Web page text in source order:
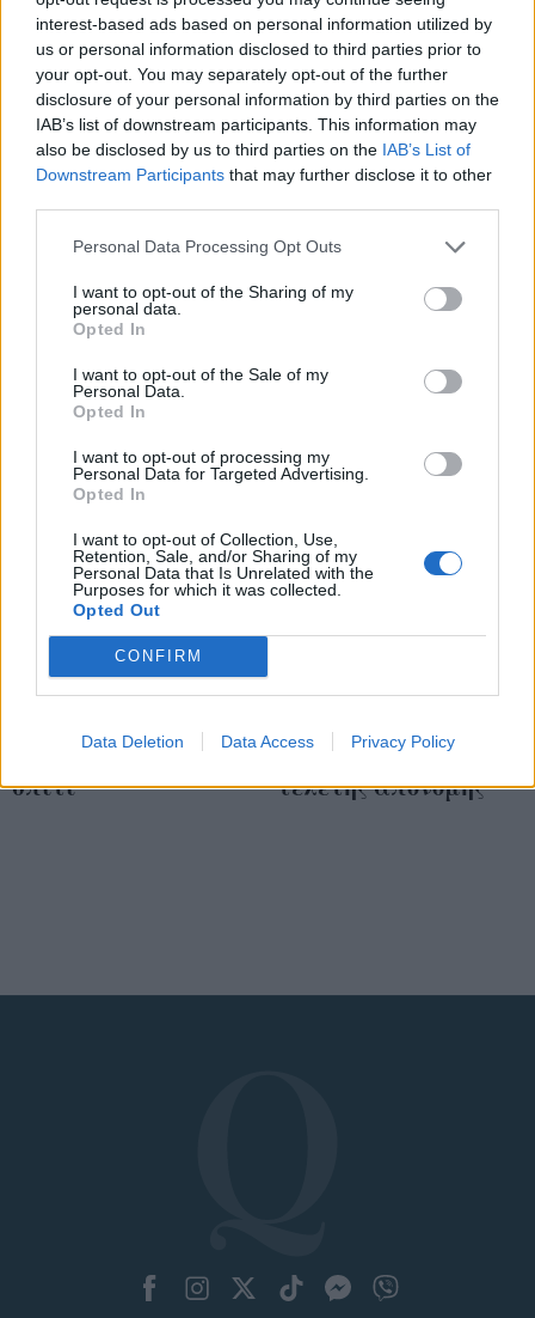
interest-based ads based on personal information utilized by
us or personal information disclosed to third parties prior to
your opt-out. You may separately opt-out of the further
disclosure of your personal information by third parties on the
IAB’s list of downstream participants. This information may
also be disclosed by us to third parties on the IAB’s List of
Downstream Participants that may further disclose it to other
Personal Data Processing Opt Outs
I want to opt-out of the Sharing of my
personal data.
Opted In
I want to opt-out of the Sale of my
Personal Data.
Opted In
I want to opt-out of processing my
Personal Data for Targeted Advertising.
Opted In
I want to opt-out of Collection, Use,
Retention, Sale, and/or Sharing of my
Personal Data that Is Unrelated with the
Purposes for which it was collected.
Opted Out
CONFIRM
Data Deletion Data Access Privacy Policy
Oscars 2020: Τι
προγνωστικά στις
βασικές κατηγορίες;
Oscars 2020: Tα πιο
στην ιστορία του
Όσκαρ 2020: Οι
«χρυσές» ταινίες που
αξίζει να δεις στο
σπίτι
Βραβεία Όσκαρ 2020:
Αυτοί είναι οι
υποψήφιοι της 92ης
τελετής απονομής